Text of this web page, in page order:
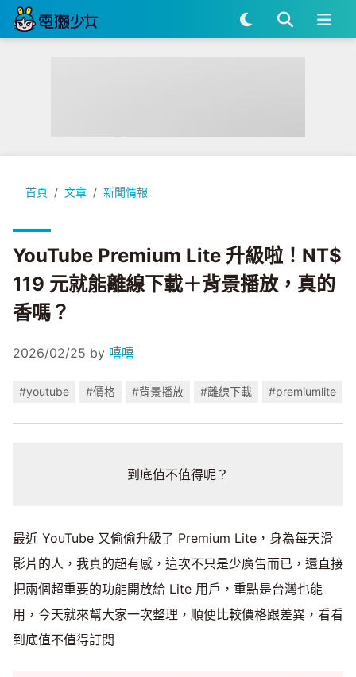
首頁 文章 新聞情報
YouTube Premium Lite 升級啦！NT$ 119 元就能離線下載＋
YouTube Premium Lite 升級啦！NT$
119 元就能離線下載＋背景播放，真的
香嗎？
2026/02/25 by 嘻嘻
#youtube #價格 #背景播放 #離線下載 #premiumlite
到底值不值得呢？
最近 YouTube 又偷偷升級了 Premium Lite，身為每天滑
影片的人，我真的超有感，這次不只是少廣告而已，還直接
把兩個超重要的功能開放給 Lite 用戶，重點是台灣也能
用，今天就來幫大家一次整理，順便比較價格跟差異，看看
到底值不值得訂閱